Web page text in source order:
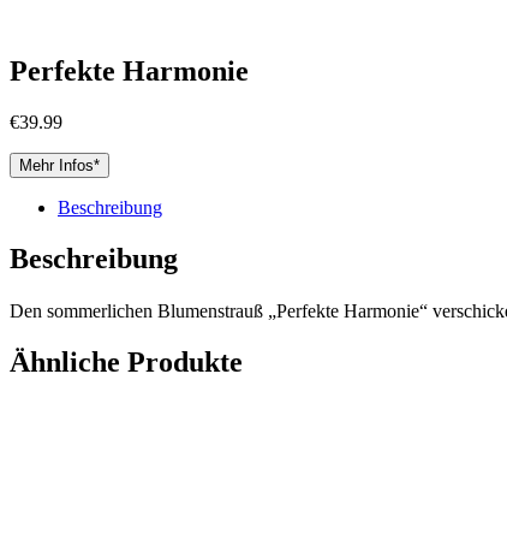
Perfekte Harmonie
€39.99
Mehr Infos*
Beschreibung
Beschreibung
Den sommerlichen Blumenstrauß „Perfekte Harmonie“
Ähnliche Produkte